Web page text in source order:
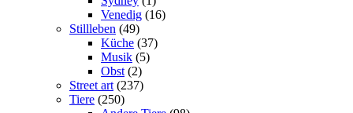
Venedig (16)
Stillleben (49)
Küche (37)
Musik (5)
Obst (2)
Street art (237)
Tiere (250)